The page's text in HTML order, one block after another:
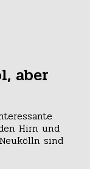
aber
Hirn und
sind